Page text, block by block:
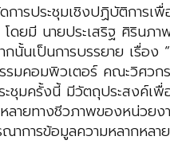
รประชุมเชิงปฏิบัติการเพื่
มี นายประเสริฐ ศิรินภา
นั้นเป็นการบรรยาย เรื่อ
มคอมพิวเตอร์ คณะวิศวก
ชุมครั้งนี้ มีวัตถุประสงค์เพื่
ลายทางชีวภาพของหน่วย
าการข้อมูลความหลากหล